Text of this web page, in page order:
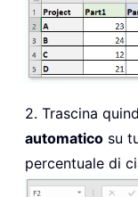
2. Trascina
automatico su
percentuale di